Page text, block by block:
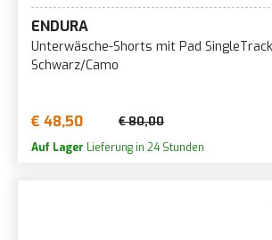
ENDURA
Unterwäsche-Shorts mit Pad
Schwarz/Camo
€ 48,50 € 80,00
Auf Lager Lieferung in 24 Stunden